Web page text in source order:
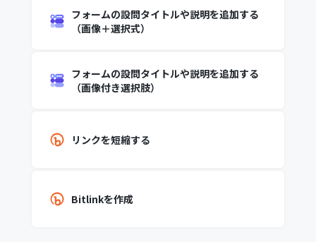
フォームの設問タイトルや説明を追加する
（画像＋選択式）
フォームの設問タイトルや説明を追加する
（画像付き選択肢）
リンクを短縮する
Bitlinkを作成